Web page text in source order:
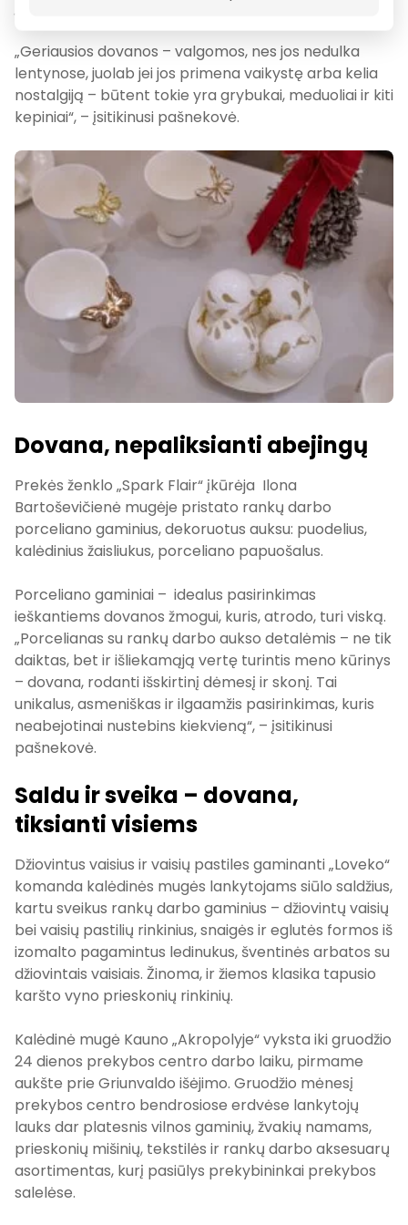
įvertintas vaikų, vėliau – anūkų bei, žinoma, pirkėjų.
„Geriausios dovanos – valgomos, nes jos nedulka
lentynose, juolab jei jos primena vaikystę arba kelia
nostalgiją – būtent tokie yra grybukai, meduoliai ir kiti
kepiniai“, – įsitikinusi pašnekovė.
Dovana, nepaliksianti abejingų
Prekės ženklo „Spark Flair“ įkūrėja Ilona
Bartoševičienė mugėje pristato rankų darbo
porceliano gaminius, dekoruotus auksu: puodelius,
kalėdinius žaisliukus, porceliano papuošalus.
Porceliano gaminiai – idealus pasirinkimas
ieškantiems dovanos žmogui, kuris, atrodo, turi viską.
„Porcelianas su rankų darbo aukso detalėmis – ne tik
daiktas, bet ir išliekamąją vertę turintis meno kūrinys
– dovana, rodanti išskirtinį dėmesį ir skonį. Tai
unikalus, asmeniškas ir ilgaamžis pasirinkimas, kuris
neabejotinai nustebins kiekvieną“, – įsitikinusi
pašnekovė.
Saldu ir sveika – dovana,
tiksianti visiems
Džiovintus vaisius ir vaisių pastiles gaminanti „Loveko“
komanda kalėdinės mugės lankytojams siūlo saldžius,
kartu sveikus rankų darbo gaminius – džiovintų vaisių
bei vaisių pastilių rinkinius, snaigės ir eglutės formos iš
izomalto pagamintus ledinukus, šventinės arbatos su
džiovintais vaisiais. Žinoma, ir žiemos klasika tapusio
karšto vyno prieskonių rinkinių.
Kalėdinė mugė Kauno „Akropolyje“ vyksta iki gruodžio
24 dienos prekybos centro darbo laiku, pirmame
aukšte prie Griunvaldo išėjimo. Gruodžio mėnesį
prekybos centro bendrosiose erdvėse lankytojų
lauks dar platesnis vilnos gaminių, žvakių namams,
prieskonių mišinių, tekstilės ir rankų darbo aksesuarų
asortimentas, kurį pasiūlys prekybininkai prekybos
salelėse.